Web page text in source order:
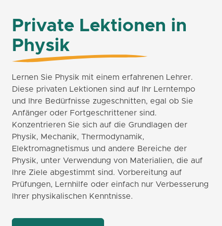
Private Lektionen in
Physik
Lernen Sie Physik mit einem erfahrenen Lehrer.
Diese privaten Lektionen sind auf Ihr Lerntempo
und Ihre Bedürfnisse zugeschnitten, egal ob Sie
Anfänger oder Fortgeschrittener sind.
Konzentrieren Sie sich auf die Grundlagen der
Physik, Mechanik, Thermodynamik,
Elektromagnetismus und andere Bereiche der
Physik, unter Verwendung von Materialien, die auf
Ihre Ziele abgestimmt sind. Vorbereitung auf
Prüfungen, Lernhilfe oder einfach nur Verbesserung
Ihrer physikalischen Kenntnisse.